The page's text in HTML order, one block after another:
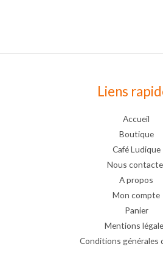
Liens
Accueil
Boutique
Café Ludique
Nous
A propos
Mon compte
Panier
Mentions
Conditions générales